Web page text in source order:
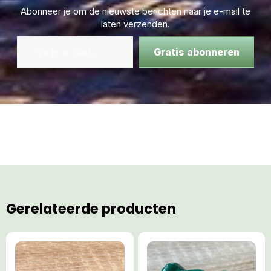
Abonneer je om de nieuwste berichten naar je e-mail te
laten verzenden.
Gratis abonneren
Gerelateerde producten